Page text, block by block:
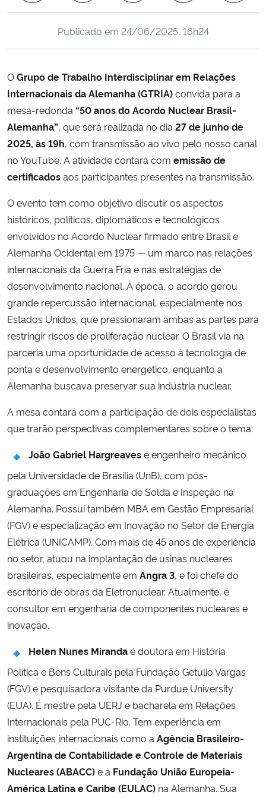
Ministério de Minas e Energia
Ministério do Meio Ambiente
Ministério do Turismo
Ministério do Desenvolvimento Regional
Secretaria-Geral
Secretaria de Governo
Gabinete de Segurança Institucional
Advocacia-Geral da União
Banco Central do Brasil
Publicado em 24/06/2025, 16h24
OGrupo de Trabalho Interdisciplinar em Relações
Internacionais da Alemanha (GTRIA)convida para a
mesa-redonda “50 anos do Acordo Nuclear Brasil-
Alemanha”, que será realizada no dia 27 de junho de
2025, às 19h, com transmissão ao vivo pelo nosso canal
no YouTube. A atividade contará com emissão de
certificadosaos participantes presentes na transmissão.
O evento tem como objetivo discutir os aspectos
históricos, políticos, diplomáticos e tecnológicos
envolvidos no Acordo Nuclear firmado entre Brasil e
Alemanha Ocidental em 1975 — um marco nas relações
internacionais da Guerra Fria e nas estratégias de
desenvolvimento nacional. À época, o acordo gerou
grande repercussão internacional, especialmente nos
Estados Unidos, que pressionaram ambas as partes para
restringir riscos de proliferação nuclear. O Brasil via na
parceria uma oportunidade de acesso à tecnologia de
ponta e desenvolvimento energético, enquanto a
Alemanha buscava preservar sua indústria nuclear.
A mesa contará com a participação de dois especialistas
que trarão perspectivas complementares sobre o tema:
João Gabriel Hargreavesé engenheiro mecânico
pela Universidade de Brasília (UnB), com pós-
graduações em Engenharia de Solda e Inspeção na
Alemanha. Possui também MBA em Gestão Empresarial
(FGV) e especialização em Inovação no Setor de Energia
Elétrica (UNICAMP). Com mais de 45 anos de experiência
no setor, atuou na implantação de usinas nucleares
brasileiras, especialmente em Angra 3, e foi chefe do
escritório de obras da Eletronuclear. Atualmente, é
consultor em engenharia de componentes nucleares e
inovação.
Helen Nunes Mirandaé doutora em História
Política e Bens Culturais pela Fundação Getulio Vargas
(FGV) e pesquisadora visitante da Purdue University
(EUA). É mestre pela UERJ e bacharela em Relações
Internacionais pela PUC-Rio. Tem experiência em
instituições internacionais como a Agência Brasileiro-
Argentina de Contabilidade e Controle de Materiais
Nucleares (ABACC)e a Fundação União Europeia-
América Latina e Caribe (EULAC) na Alemanha. Sua